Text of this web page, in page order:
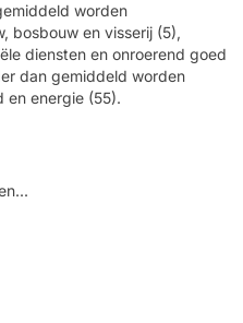
worden
bosbouw en visserij (5),
diensten en onroerend goed
dan gemiddeld worden
en energie (55).